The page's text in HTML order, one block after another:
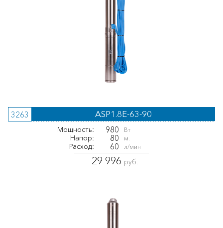
3263 ASP1.8E-63-90
Мощность: 980 Вт
Напор: 80 м.
Расход: 60 л/мин
29 996 руб.